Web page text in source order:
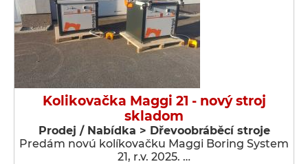
Kolikovačka Maggi 21 - nový stroj
skladom
Prodej / Nabídka > Dřevoobráběcí stroje
Predám novú kolíkovačku Maggi Boring System
21, r.v. 2025. …